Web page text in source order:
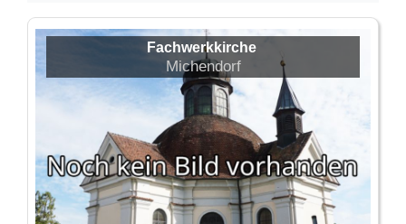
Fachwerkkirche
Michendorf